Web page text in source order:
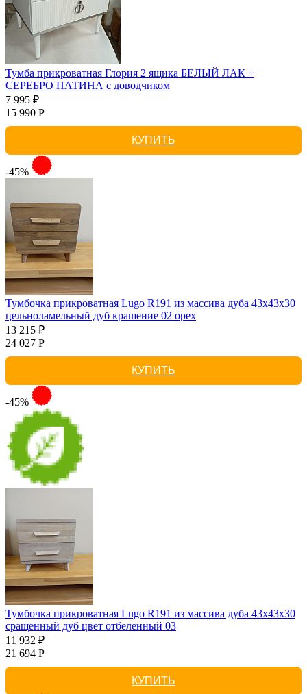
Тумба прикроватная Глория 2 ящика БЕЛЫЙ ЛАК +
СЕРЕБРО ПАТИНА с доводчиком
7 995 ₽
15 990 Р
КУПИТЬ
-45%
Тумбочка прикроватная Lugo R191 из массива дуба 43х43х30
цельноламельный дуб крашение 02 орех
13 215 ₽
24 027 Р
КУПИТЬ
-45%
Тумбочка прикроватная Lugo R191 из массива дуба 43х43х30
сращенный дуб цвет отбеленный 03
11 932 ₽
21 694 Р
КУПИТЬ